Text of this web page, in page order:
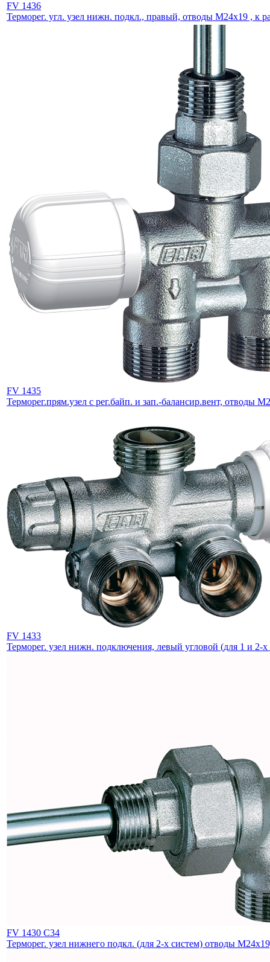
FV 1436
Терморег. угл. узел нижн. подкл., правый, отводы М24х19 , к
FV 1435
Терморег.прям.узел с рег.байп. и зап.-балансир.вент, отводы
FV 1433
Терморег. узел нижн. подключения, левый угловой (для 1 и 2-х
FV 1430 C34
Терморег. узел нижнего подкл. (для 2-х систем) отводы